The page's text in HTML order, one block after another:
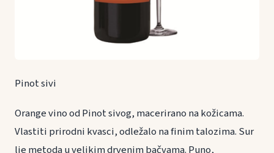
Pinot sivi
Orange vino od Pinot sivog, macerirano na kožicama.
Vlastiti prirodni kvasci, odležalo na finim talozima. Sur